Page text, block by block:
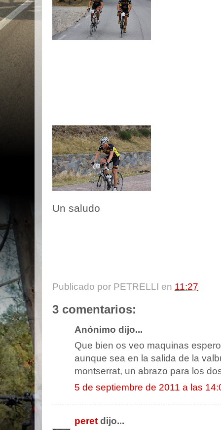
Un saludo
Publicado por PETRELLI en 11:27
3 comentarios:
Anónimo dijo...
Que bien os veo maquinas
aunque sea en la salida de la
montserrat, un abrazo para los
5 de septiembre de 2011 a las
peret dijo...